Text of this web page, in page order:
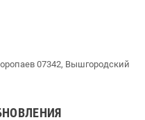
07342, Вышгородский